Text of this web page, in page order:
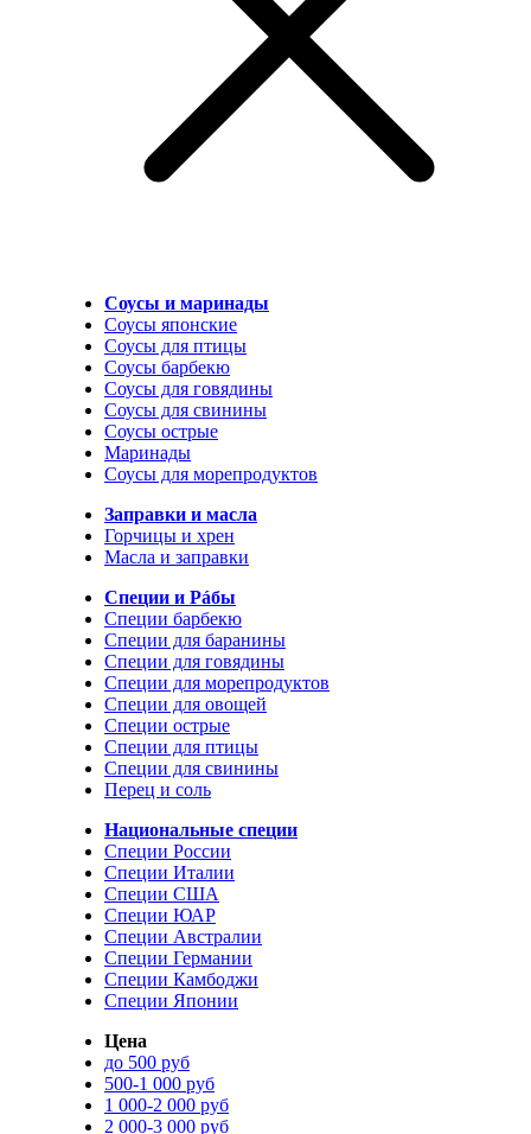
Соусы и маринады
Соусы японские
Соусы для птицы
Соусы барбекю
Соусы для говядины
Соусы для свинины
Соусы острые
Маринады
Соусы для морепродуктов
Заправки и масла
Горчицы и хрен
Масла и заправки
Специи и Рáбы
Специи барбекю
Специи для баранины
Специи для говядины
Специи для морепродуктов
Специи для овощей
Специи острые
Специи для птицы
Специи для свинины
Перец и соль
Национальные специи
Специи России
Специи Италии
Специи США
Специи ЮАР
Специи Австралии
Специи Германии
Специи Камбоджи
Специи Японии
Цена
до 500 руб
500-1 000 руб
1 000-2 000 руб
2 000-3 000 руб